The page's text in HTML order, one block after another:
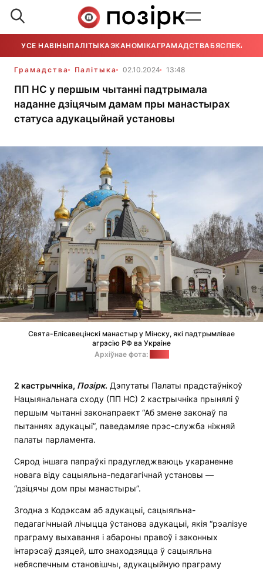
УСЕ НАВІНЫПАЛІТЫКАЭКАНОМІКАГРАМАДСТВАБЯСПЕКА
Грамадства Палітыка 02.10.2024 13:48
ПП НС у першым чытанні падтрымала
наданне дзіцячым дамам пры манастырах
статуса адукацыйнай установы
Свята-Елісавецінскі манастыр у Мінску, які падтрымлівае
агрэсію РФ ва Украіне
Архіўнае фота:
2 кастрычніка, Позірк. Дэпутаты Палаты прадстаўнікоў
Нацыянальнага сходу (ПП НС) 2 кастрычніка прынялі ў
першым чытанні законапраект “Аб змене законаў па
пытаннях адукацыі”, паведамляе прэс-служба ніжняй
палаты парламента.
Сярод іншага папраўкі прадугледжваюць укараненне
новага віду сацыяльна-педагагічнай установы —
“дзіцячы дом пры манастыры”.
Згодна з Кодэксам аб адукацыі, сацыяльна-
педагагічныай лічыцца ўстанова адукацыі, якія “рэалізуе
праграму выхавання і абароны правоў і законных
інтарэсаў дзяцей, што знаходзяцца ў сацыяльна
небяспечным становішчы, адукацыйную праграму